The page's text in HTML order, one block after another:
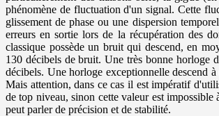
phénomène de fluctuation d'un signal. Cette
glissement de phase ou une dispersion
erreurs en sortie lors de la récupération des
classique possède un bruit qui descend, en
130 décibels de bruit. Une très bonne horloge
décibels. Une horloge exceptionnelle descend
Mais attention, dans ce cas il est impératif
de top niveau, sinon cette valeur est impossible
peut parler de précision et de stabilité.